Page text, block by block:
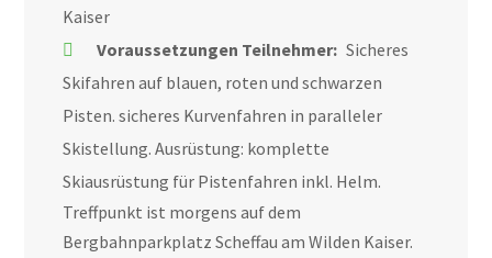
Kaiser
Voraussetzungen Teilnehmer: Sicheres
Skifahren auf blauen, roten und schwarzen
Pisten. sicheres Kurvenfahren in paralleler
Skistellung. Ausrüstung: komplette
Skiausrüstung für Pistenfahren inkl. Helm.
Treffpunkt ist morgens auf dem
Bergbahnparkplatz Scheffau am Wilden Kaiser.